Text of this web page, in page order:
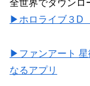
全世界でダウンロ
▶ホロライブ３D
▶ファンアート
なるアプリ